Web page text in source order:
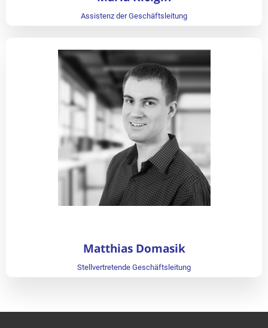
näher, als auch diesen
mitzuergründen und als
Dienstleistung auszubauen.
Das Unternehmen entwickelte
sich und die Projekte wurden
umfangreicher und der
Kundenstamm größer. Erste
Mitarbeiter fanden Ihren Weg zu
Maenken Systems und das
Assistenz der Geschäftsleitung
Matthias Domasik
Stellvertretende Geschäftsleitung